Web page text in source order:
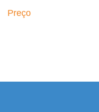
Preço